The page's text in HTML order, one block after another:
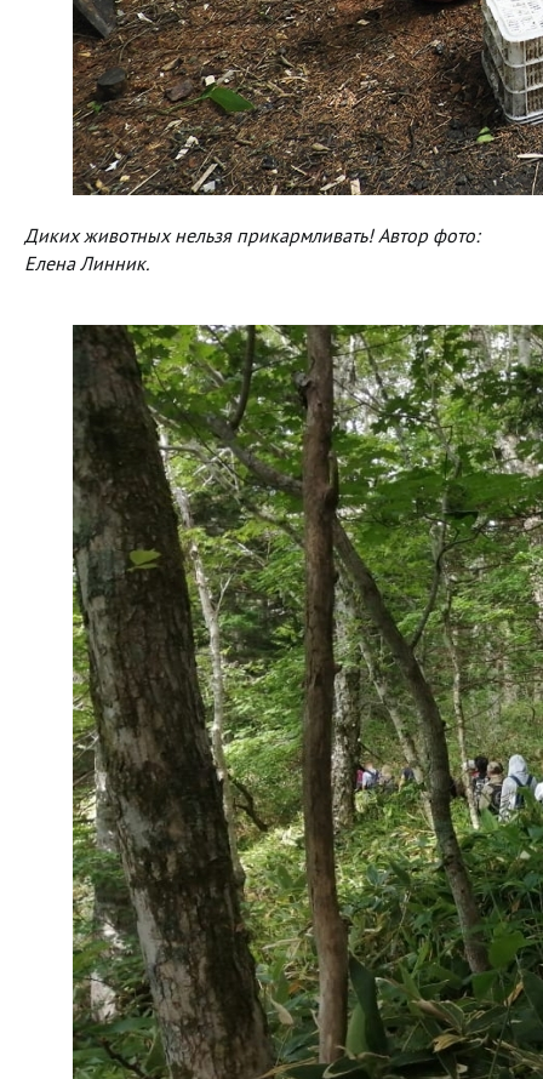
Диких животных нельзя прикармливать! Автор фото:
Елена Линник.